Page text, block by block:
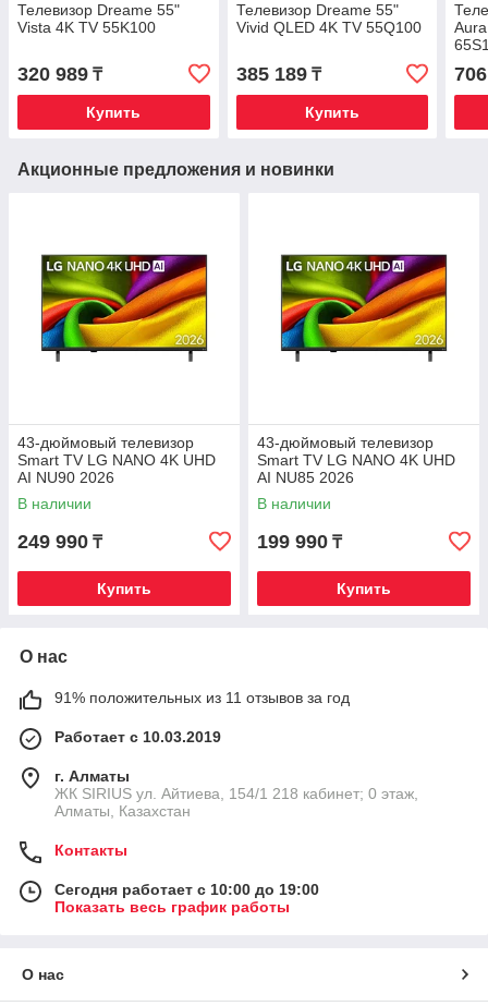
Телевизор Dreame 55"
Vista 4K TV 55K100
320 989 ₸
Купить
Телевизор Dreame 55"
Vivid QLED 4K TV 55Q100
385 189₸
Купить
Акционные предложения и новинки
43-дюймовый телевизор
Smart TV LG NANO 4K UHD
AI NU90 2026
В наличии
249 990 ₸
Купить
43-дюймовый телевизор
Smart TV LG NANO 4K UHD
AI NU85 2026
В наличии
199 990 ₸
Купить
О нас
91% положительных из 11 отзывов за год
Работает с 10.03.2019
г. Алматы
​ЖК SIRIUS​ ул. Айтиева, 154/1​ 218 кабинет; 0 этаж,
Алматы, Казахстан
Контакты
Сегодня работает с 10:00 до 19:00
Показать весь график работы
О нас